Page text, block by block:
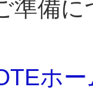
準備
ホ